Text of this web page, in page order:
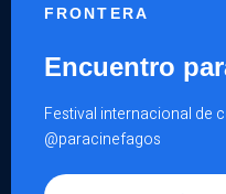
FRONTERA
Encuentro
Festival internacional de
@paracinefagos